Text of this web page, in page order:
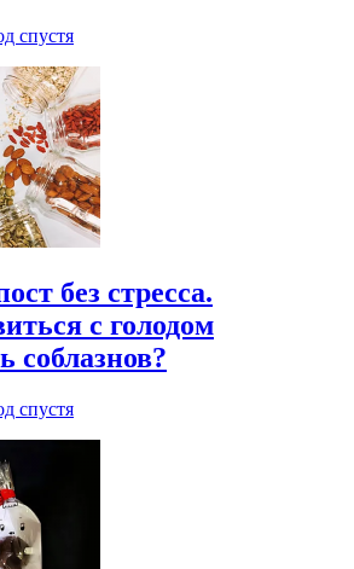
спустя
без стресса.
с голодом
соблазнов?
спустя